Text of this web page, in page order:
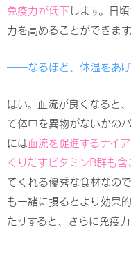
免疫力が低下 します。日
力を高めることができます
――なるほど、体温をあげ
はい。血流が良くなると
て体中を異物がないかの
には血流を促進するナイ
くりだすビタミンB群も含
てくれる優秀な食材なの
も一緒に摂るとより効果
たりすると、さらに免疫